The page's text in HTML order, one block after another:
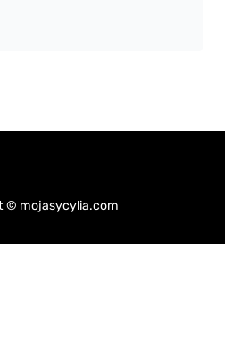
© mojasycylia.com